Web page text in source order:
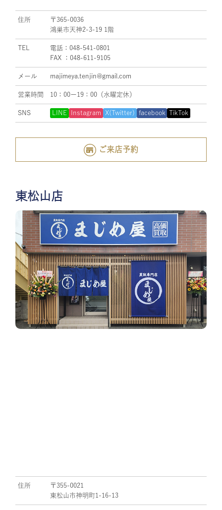
住所
〒365-0036
鴻巣市天神2-3-19 1階
TEL
電話：048-541-0801
FAX ：048-611-9105
メール majimeya.tenjin@gmail.com
営業時間 10：00ー19：00（水曜定休）
SNS LINE Instagram X(Twitter) facebook TikTok
ご来店予約
東松山店
住所
〒355-0021
東松山市神明町1-16-13